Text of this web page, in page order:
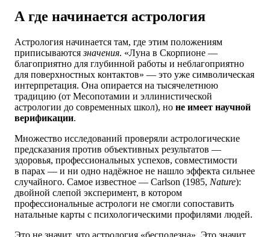
А где начинается астрология
Астрология начинается там, где этим положениям
приписываютсязначения. «Луна в Скорпионе —
благоприятно для глубинной работы и неблагоприятно
для поверхностных контактов» — это уже символическая
интерпретация. Она опирается на тысячелетнюю
традицию (от Месопотамии и эллинистической
астрологии до современных школ), но не имеет научной
верификации.
Множество исследований проверяли астрологические
предсказания против объективных результатов —
здоровья, профессиональных успехов, совместимости
в парах — и ни одно надёжное не нашло эффекта сильнее
случайного. Самое известное — Carlson (1985, Nature):
двойной слепой эксперимент, в котором
профессиональные астрологи не смогли сопоставить
натальные карты с психологическими профилями людей.